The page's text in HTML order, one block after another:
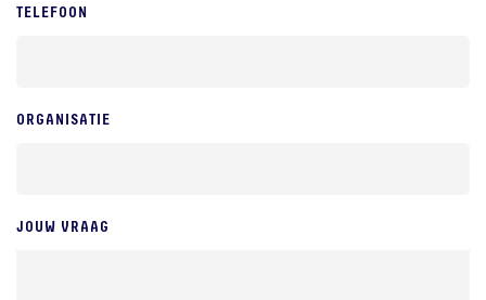
TELEFOON
ORGANISATIE
JOUW VRAAG